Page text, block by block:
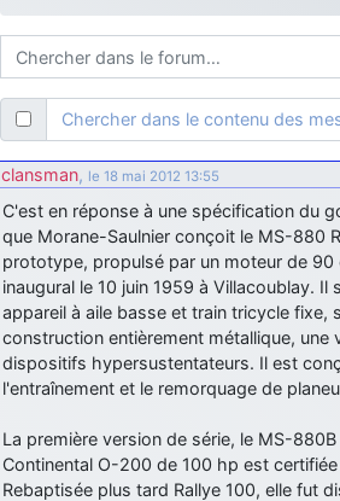
d9pouces: ouakamois > si tu parles du
bien sûr que oui !
je suis un avion@,._,+: Bonjour je viens
moi et quelques avions n'ont pas les
ouakamois: Bonjourà toutes et à tous.en
quelques images du Pays Basque vous
d9pouces: Malheureusement nonun
fox_50: Bonjour, certains parmis vous
meeting de Lann Bihoué de 2026 ?
cachée dans les pins: Coucou et
au site!
jericho: Bonne année et tous mes
little boy
: je vous souhaite un bon
année!
Chercher dans le contenu des
clansman, le 18 mai 2012 13:55
C'est en réponse à une spécification du
que Morane-Saulnier conçoit le MS-880
prototype, propulsé par un moteur de
inaugural le 10 juin 1959 à Villacoublay. Il
appareil à aile basse et train tricycle fixe,
construction entièrement métallique, une
dispositifs hypersustentateurs. Il est
l'entraînement et le remorquage de
La première version de série, le MS-
Continental O-200 de 100 hp est
Rebaptisée plus tard Rallye 100, elle fut